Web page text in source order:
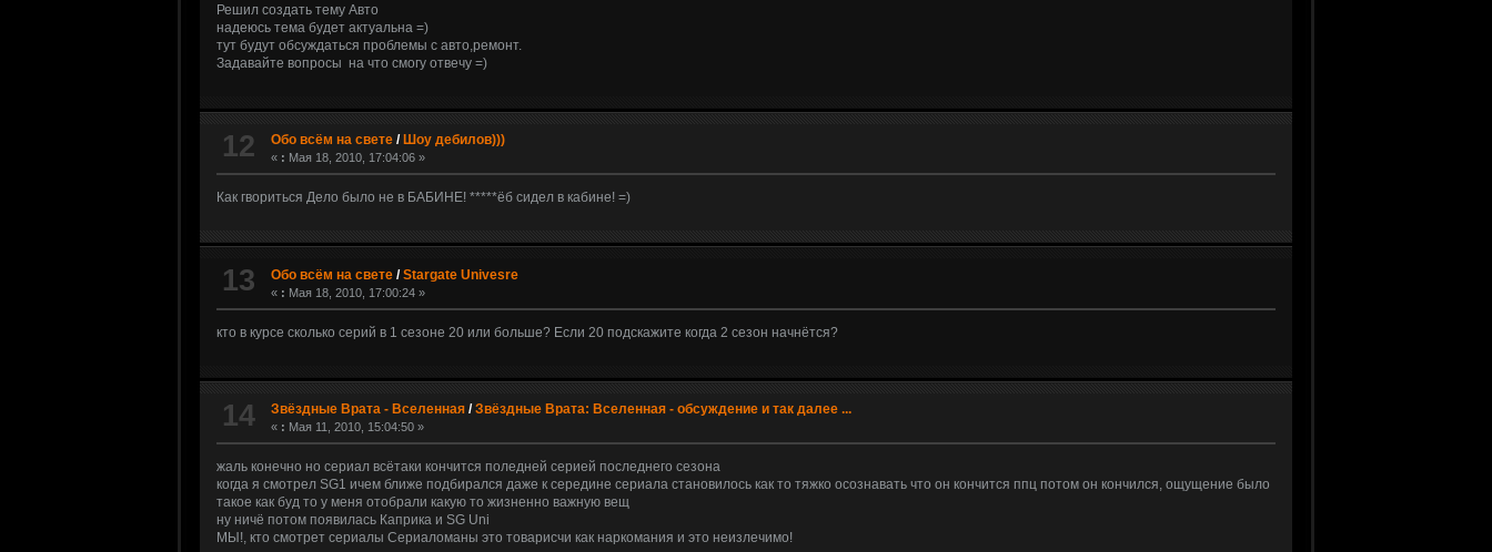
Решил создать тему Авто
надеюсь тема будет актуальна =)
тут будут обсуждаться проблемы с авто,ремонт.
Задавайте вопросы на что смогу отвечу =)
12 Обо всём на свете / Шоу дебилов)))
« : Мая 18, 2010, 17:04:06 »
Как гвориться Дело было не в БАБИНЕ! *****ёб сидел в кабине! =)
13 Обо всём на свете /Stargate Univesre
« : Мая 18, 2010, 17:00:24 »
кто в курсе сколько серий в 1 сезоне 20 или больше? Если 20 подскажите когда 2 сезон начнётся?
14 Звёздные Врата - Вселенная /Звёздные Врата: Вселенная - обсуждение и так далее ...
« : Мая 11, 2010, 15:04:50 »
жаль конечно но сериал всётаки кончится поледней серией последнего сезона
когда я смотрел SG1 ичем ближе подбирался даже к середине сериала становилось как то тяжко осознавать что он кончится ппц потом он кончился, ощущение было
такое как буд то у меня отобрали какую то жизненно важную вещ
ну ничё потом появилась Каприка и SG Uni
МЫ!, кто смотрет сериалы Сериаломаны это товарисчи как наркомания и это неизлечимо!